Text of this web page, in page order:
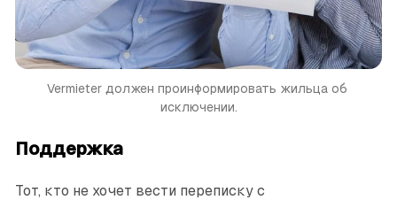
Vermieter должен проинформировать жильца об
исключении.
Поддержка
Тот, кто не хочет вести переписку с